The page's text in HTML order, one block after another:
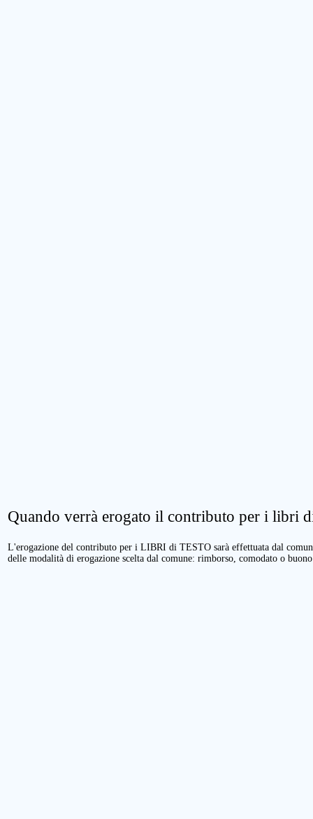
Quando verrà erogato il contributo per i libri
L'erogazione del contributo per i LIBRI di TESTO sarà effettuata dal
delle modalità di erogazione scelta dal comune: rimborso, comodato o